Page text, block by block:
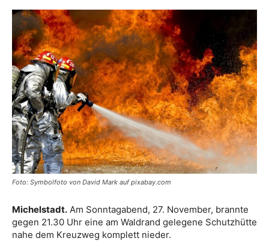
Foto: Symbolfoto von David Mark auf pixabay.com
Michelstadt. Am Sonntagabend, 27. November, brannte
gegen 21.30 Uhr eine am Waldrand gelegene Schutzhütte
nahe dem Kreuzweg komplett nieder.